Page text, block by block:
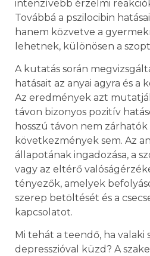
intenzívebb érzelmi
Továbbá a pszilocibin
hanem közvetve a
lehetnek, különösen a
A kutatás során
hatásait az anyai agyra és a
Az eredmények azt
távon bizonyos pozitív
hosszú távon nem
következmények sem. Az
állapotának ingadozása, a
vagy az eltérő
tényezők, amelyek
szerep betöltését és a
kapcsolatot.
Mi tehát a teendő, ha valaki
depresszióval küzd? A